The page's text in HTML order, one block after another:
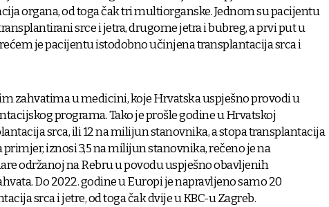
organa, od toga čak tri multiorganske. Jednom su pacijentu
srce i jetra, drugome jetra i bubreg, a prvi put u
je pacijentu istodobno učinjena transplantacija srca i
zahvatima u medicini, koje Hrvatska uspješno provodi u
programa. Tako je prošle godine u Hrvatskoj
srca, ili 12 na milijun stanovnika, a stopa transplantacija
primjer, iznosi 3,5 na milijun stanovnika, rečeno je na
održanoj na Rebru u povodu uspješno obavljenih
Do 2022. godine u Europi je napravljeno samo 20
srca i jetre, od toga čak dvije u KBC-u Zagreb.